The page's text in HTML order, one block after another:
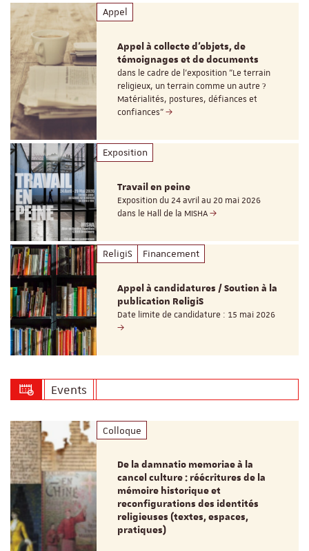
Appel
Appel à collecte d'objets, de
témoignages et de documents
dans le cadre de l'exposition "Le terrain
religieux, un terrain comme un autre ?
Matérialités, postures, défiances et
confiances"
Exposition
Travail en peine
Exposition du 24 avril au 20 mai 2026
dans le Hall de la MISHA
ReligiS Financement
Appel à candidatures / Soutien à la
publication ReligiS
Date limite de candidature : 15 mai 2026
Events
Colloque
De la damnatio memoriae à la
cancel culture : réécritures de la
mémoire historique et
reconfigurations des identités
religieuses (textes, espaces,
pratiques)